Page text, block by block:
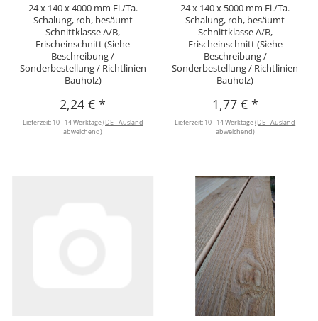
24 x 140 x 4000 mm Fi./Ta.
Schalung, roh, besäumt
Schnittklasse A/B,
Frischeinschnitt (Siehe
Beschreibung /
Sonderbestellung / Richtlinien
Bauholz)
2,24 €*
Lieferzeit: 10 - 14 Werktage(DE - Ausland
abweichend)
24 x 140 x 5000 mm Fi./Ta.
Schalung, roh, besäumt
Schnittklasse A/B,
Frischeinschnitt (Siehe
Beschreibung /
Sonderbestellung / Richtlinien
Bauholz)
1,77 € *
Lieferzeit: 10 - 14 Werktage(DE - Ausland
abweichend)